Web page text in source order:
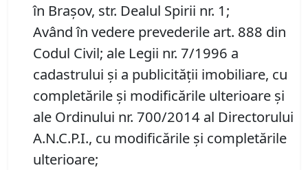
în Brașov, str. Dealul Spirii nr. 1;
Având în vedere prevederile art. 888 din
Codul Civil; ale Legii nr. 7/1996 a
cadastrului și a publicității imobiliare, cu
completările și modificările ulterioare și
ale Ordinului nr. 700/2014 al Directorului
A.N.C.P.I., cu modificările și completările
ulterioare;